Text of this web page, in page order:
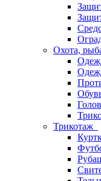
Охота,
Трикотаж